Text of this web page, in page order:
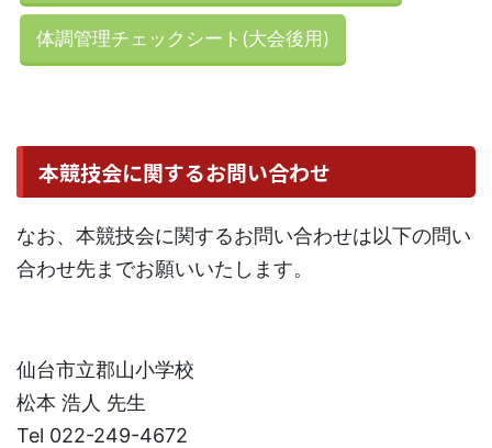
体調管理チェックシート(大会後用)
本競技会に関するお問い合わせ
なお、本競技会に関するお問い合わせは以下の問い
合わせ先までお願いいたします。
仙台市立郡山小学校
松本 浩人 先生
Tel 022-249-4672